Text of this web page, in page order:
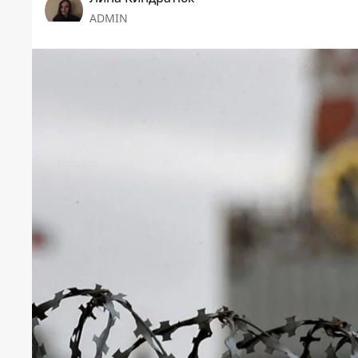
ADMIN